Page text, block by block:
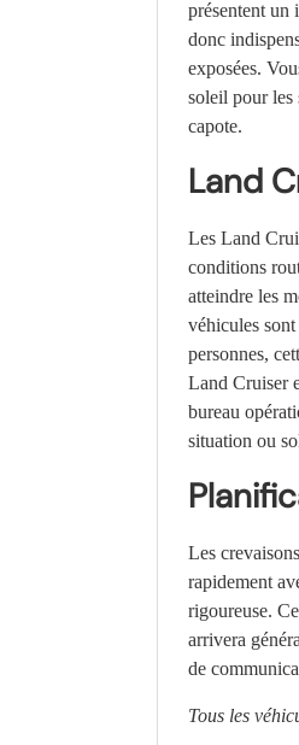
présentent un
donc
exposées.
soleil pour les
capote.
Land
Les Land
conditions
atteindre les
véhicules
personnes,
Land Cruiser
bureau
situation ou
Les
rapidement
rigoureuse.
arrivera
de
Tous les